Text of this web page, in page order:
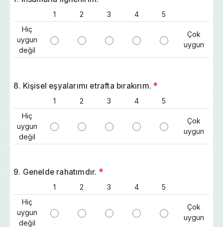
1 2 3 4
5
Hiç
uygun
değil
Çok
uygun
8. Kişisel eşyalarımı etrafta bırakırım.*
1 2 3 4
5
Hiç
uygun
değil
Çok
uygun
9. Genelde rahatımdır. *
1 2 3 4
5
Hiç
uygun
değil
Çok
uygun